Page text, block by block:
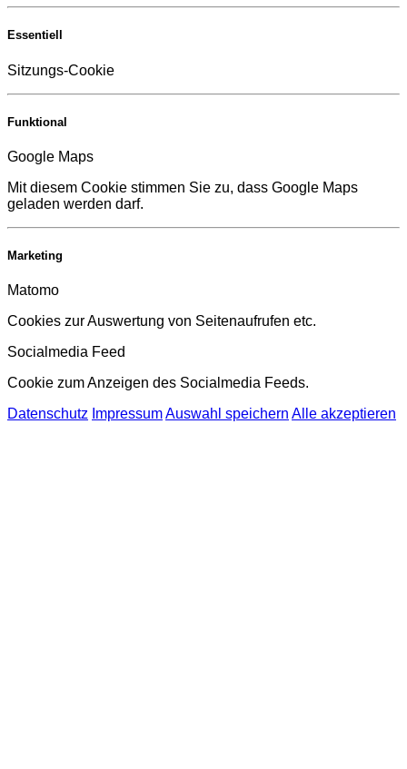
Essentiell
Sitzungs-Cookie
Funktional
Google Maps
Mit diesem Cookie stimmen Sie zu, dass Google Maps
geladen werden darf.
Marketing
Matomo
Cookies zur Auswertung von Seitenaufrufen etc.
Socialmedia Feed
Cookie zum Anzeigen des Socialmedia Feeds.
Datenschutz ImpressumAuswahl speichern Alle akzeptieren